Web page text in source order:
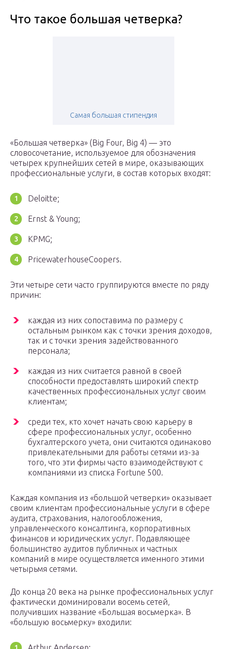
Что такое большая четверка?
Самая большая стипендия
«Большая четверка» (Big Four, Big 4) — это
словосочетание, используемое для обозначения
четырех крупнейших сетей в мире, оказывающих
профессиональные услуги, в состав которых входят:
Deloitte;
Ernst & Young;
KPMG;
PricewaterhouseCoopers.
Эти четыре сети часто группируются вместе по ряду
причин:
каждая из них сопоставима по размеру с
остальным рынком как с точки зрения доходов,
так и с точки зрения задействованного
персонала;
каждая из них считается равной в своей
способности предоставлять широкий спектр
качественных профессиональных услуг своим
клиентам;
среди тех, кто хочет начать свою карьеру в
сфере профессиональных услуг, особенно
бухгалтерского учета, они считаются одинаково
привлекательными для работы сетями из-за
того, что эти фирмы часто взаимодействуют с
компаниями из списка Fortune 500.
Каждая компания из «большой четверки» оказывает
своим клиентам профессиональные услуги в сфере
аудита, страхования, налогообложения,
управленческого консалтинга, корпоративных
финансов и юридических услуг. Подавляющее
большинство аудитов публичных и частных
компаний в мире осуществляется именного этими
четырьмя сетями.
До конца 20 века на рынке профессиональных услуг
фактически доминировали восемь сетей,
получивших название «Большая восьмерка». В
«большую восьмерку» входили: